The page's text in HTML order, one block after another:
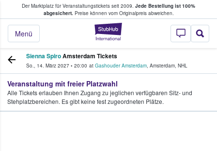
Der Marktplatz für Veranstaltungstickets seit 2009. Jede Bestellung ist 100%
abgesichert.Preise können vom Originalpreis abweichen.
StubHub - Wo
Menü
Tickets kaufen & verkaufen
Sienna SpiroAmsterdam Tickets
So., 14. März 2027 • 20:00 at Gashouder Amsterdam, Amsterdam, NHL
Veranstaltung mit freier Platzwahl
Alle Tickets erlauben Ihnen Zugang zu jeglichen verfügbaren Sitz- und
Stehplatzbereichen. Es gibt keine fest zugeordneten Plätze.